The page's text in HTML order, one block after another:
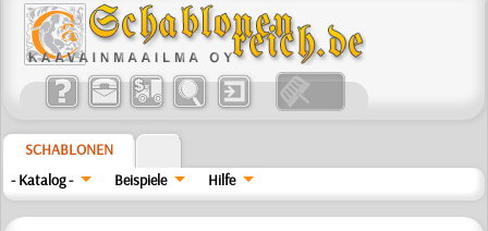
SCHABLONEN
- Katalog -
Beispiele Hilfe